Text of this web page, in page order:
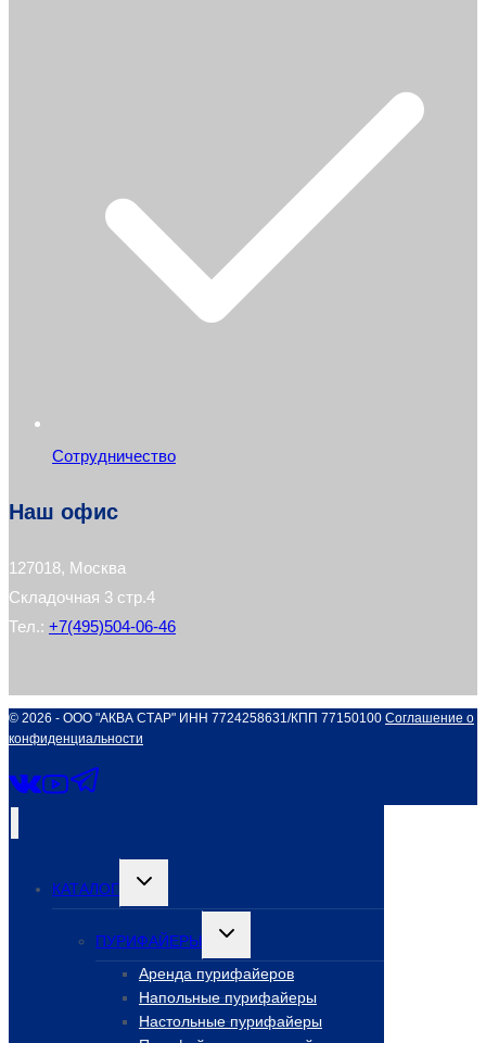
Сотрудничество
Наш офис
127018, Москва
Складочная 3 стр.4
Тел.: +7(495)504-06-46
© 2026 - ООО "АКВА СТАР" ИНН 7724258631/КПП 77150100 Соглашение о
конфиденциальности
КАТАЛОГ
Переключить
меню
ПУРИФАЙЕРЫ
Переключить
меню
Аренда пурифайеров
Напольные пурифайеры
Настольные пурифайеры